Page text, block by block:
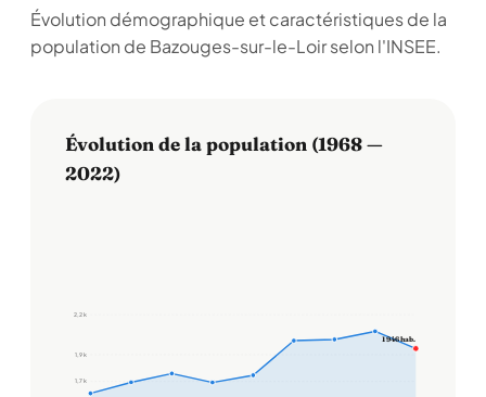
Évolution démographique et caractéristiques de la
population de Bazouges-sur-le-Loir selon l'INSEE.
Évolution de la population (1968 —
2022)
1,7 k
1,9 k
2,2 k
1 946 hab.